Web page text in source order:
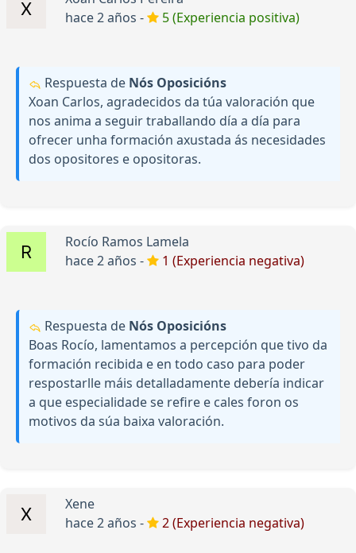
hace 2 años -
5 (Experiencia positiva)
Respuesta de Nós Oposicións
Xoan Carlos, agradecidos da túa valoración que
nos anima a seguir traballando día a día para
ofrecer unha formación axustada ás necesidades
dos opositores e opositoras.
Rocío Ramos Lamela
hace 2 años -
1 (Experiencia negativa)
Respuesta de Nós Oposicións
Boas Rocío, lamentamos a percepción que tivo da
formación recibida e en todo caso para poder
respostarlle máis detalladamente debería indicar
a que especialidade se refire e cales foron os
motivos da súa baixa valoración.
Xene
hace 2 años -
2 (Experiencia negativa)